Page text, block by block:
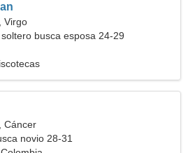
Virgo
busca esposa 24-29
Cáncer
novio 28-31